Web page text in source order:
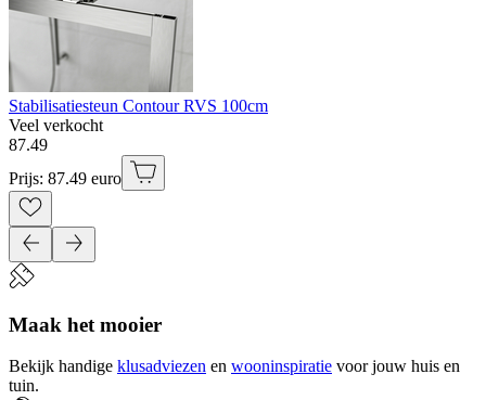
Stabilisatiesteun Contour RVS 100cm
Veel verkocht
87.49
Prijs: 87.49 euro
Maak het mooier
Bekijk handige klusadviezen en wooninspiratie voor jouw huis en
tuin.